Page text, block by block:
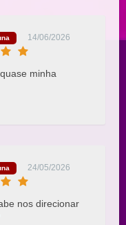
14/06/2026
minha
24/05/2026
nos direcionar